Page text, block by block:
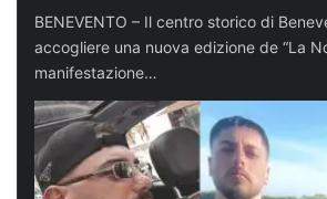
BENEVENTO – Il centro storico di
accogliere una nuova edizione de “La
manifestazione…